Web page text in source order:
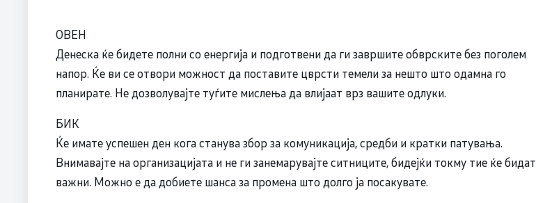
ОВЕН
Денеска ќе бидете полни со енергија и подготвени да ги завршите обврските без поголем
напор. Ќе ви се отвори можност да поставите цврсти темели за нешто што одамна го
планирате. Не дозволувајте туѓите мислења да влијаат врз вашите одлуки.
БИК
Ќе имате успешен ден кога станува збор за комуникација, средби и кратки патувања.
Внимавајте на организацијата и не ги занемарувајте ситниците, бидејќи токму тие ќе бидат
важни. Можно е да добиете шанса за промена што долго ја посакувате.